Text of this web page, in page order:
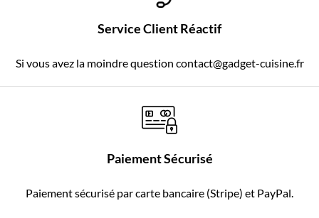
Service Client Réactif
Si vous avez la moindre question contact@gadget-cuisine.fr
Paiement Sécurisé
Paiement sécurisé par carte bancaire (Stripe) et PayPal.